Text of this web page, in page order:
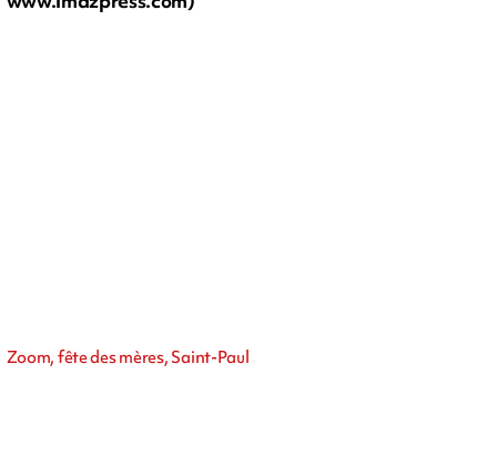
Zoom, fête des mères, Saint-Paul